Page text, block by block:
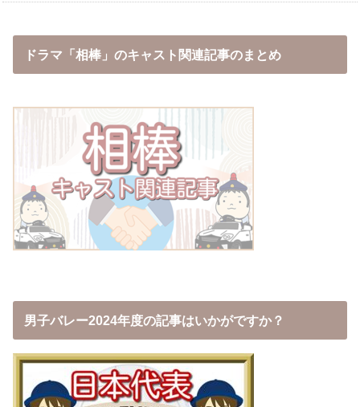
ドラマ「相棒」のキャスト関連記事のまとめ
男子バレー2024年度の記事はいかがですか？